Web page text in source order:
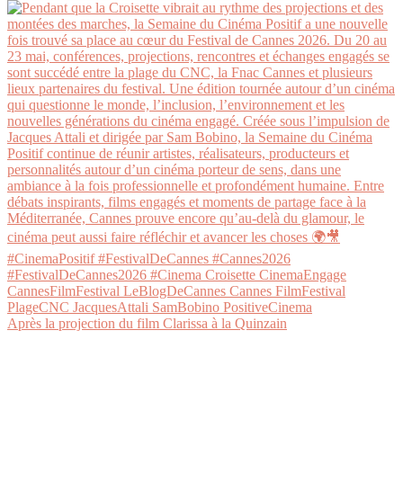
Après la projection du film Clarissa à la Quinzain